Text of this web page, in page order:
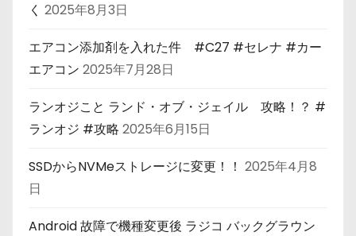
く 2025年8月3日
エアコン添加剤を入れた件 #C27 #セレナ #カー
エアコン 2025年7月28日
ランオジこと ランド・オブ・ジェイル 攻略！？ #
ランオジ #攻略 2025年6月15日
SSDからNVMeストレージに変更！！ 2025年4月8
日
Android 故障で機種変更後 ラジコ バックグラウン